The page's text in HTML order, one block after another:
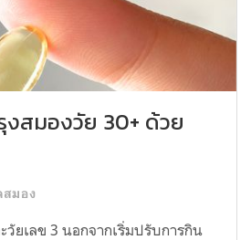
งสมองวัย 30+ ด้วย
สมอง
ยเลข 3 นอกจากเริ่มปรับการกิน